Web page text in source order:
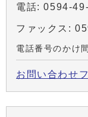
電話: 0594-
ファックス:
電話番号のかけ
お問い合わせ